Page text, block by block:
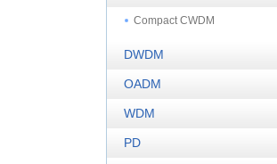
Compact CWDM
DWDM
OADM
WDM
PD